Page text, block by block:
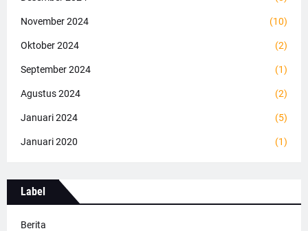
November 2024 (10)
Oktober 2024 (2)
September 2024 (1)
Agustus 2024 (2)
Januari 2024 (5)
Januari 2020 (1)
Label
Berita